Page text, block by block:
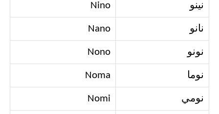
نينو Nino
نانو Nano
نونو Nono
نوما Noma
نومي Nomi